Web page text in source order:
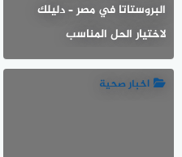
البروستاتا في مصر – دليلك
لاختيار الحل المناسب
اخبار صحية